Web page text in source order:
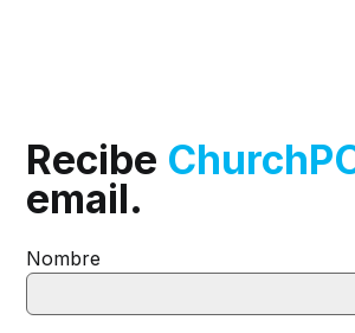
Recibe
email.
Nombre